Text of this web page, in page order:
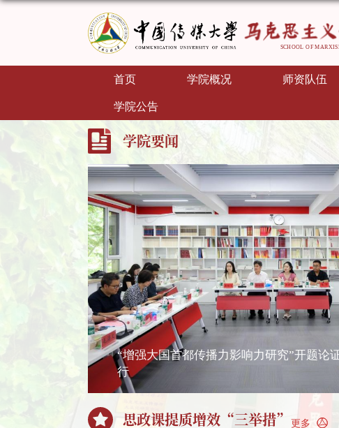
首页 学院概况 师资队伍
学院公告
学院要闻
“增强大国首都传播力影响力研究”开题论
行
思政课提质增效“三举措”